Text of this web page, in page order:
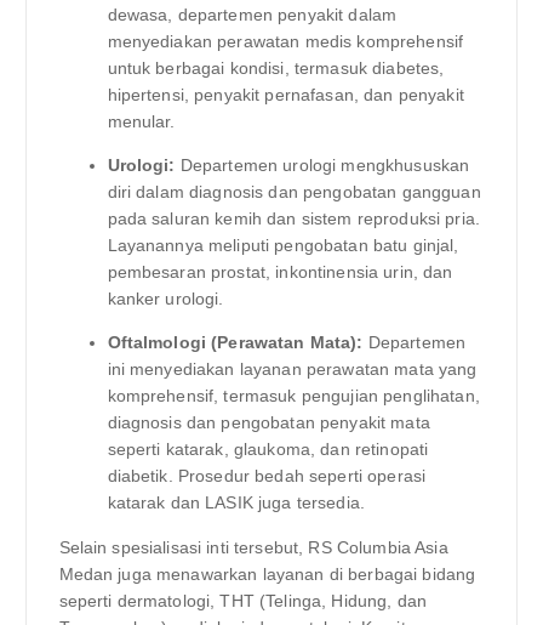
dewasa, departemen penyakit dalam
menyediakan perawatan medis komprehensif
untuk berbagai kondisi, termasuk diabetes,
hipertensi, penyakit pernafasan, dan penyakit
menular.
Urologi: Departemen urologi mengkhususkan
diri dalam diagnosis dan pengobatan gangguan
pada saluran kemih dan sistem reproduksi pria.
Layanannya meliputi pengobatan batu ginjal,
pembesaran prostat, inkontinensia urin, dan
kanker urologi.
Oftalmologi (Perawatan Mata): Departemen
ini menyediakan layanan perawatan mata yang
komprehensif, termasuk pengujian penglihatan,
diagnosis dan pengobatan penyakit mata
seperti katarak, glaukoma, dan retinopati
diabetik. Prosedur bedah seperti operasi
katarak dan LASIK juga tersedia.
Selain spesialisasi inti tersebut, RS Columbia Asia
Medan juga menawarkan layanan di berbagai bidang
seperti dermatologi, THT (Telinga, Hidung, dan